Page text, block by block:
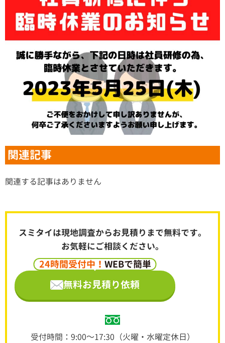
関連記事
関連する記事はありません
スミタイは現地調査からお見積りまで無料です。
お気軽にご相談ください。
24時間受付中！ WEBで簡単
無料お見積り依頼
受付時間：9:00～17:30（火曜・水曜定休日）